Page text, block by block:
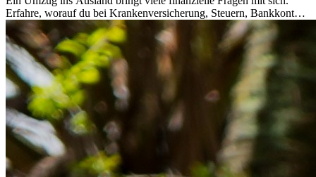
Erfahre, worauf du bei Krankenversicherung, Steuern, Bankkonto,
Rücklagen und Budgetplanung achten solltest, damit dein Neustart
im Ausland reibungslos gelingt.